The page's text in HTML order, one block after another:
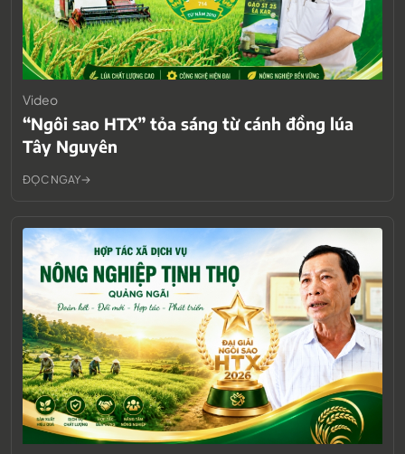
Video
“Ngôi sao HTX” tỏa sáng từ cánh đồng lúa
Tây Nguyên
ĐỌC NGAY